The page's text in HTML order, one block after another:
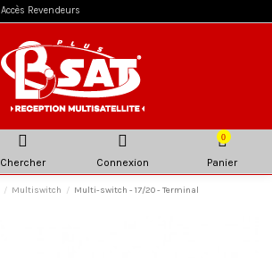
Accès Revendeurs
Chercher Connexion
0
Panier
Multiswitch Multi-switch - 17/20 - Terminal